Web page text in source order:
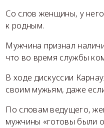
Со слов женщины, у
к родным.
Мужчина признал
что во время службы
В ходе дискуссии
своим мужьям, даже
По словам ведущего,
мужчины «готовы были